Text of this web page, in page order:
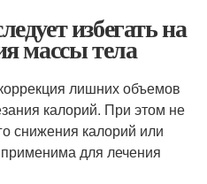
избегать на
массы тела
лишних объемов
калорий. При этом не
снижения калорий или
для лечения